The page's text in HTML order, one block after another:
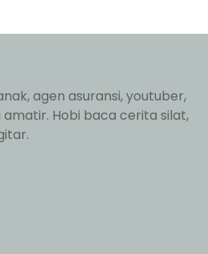
agen asuransi, youtuber,
Hobi baca cerita silat,